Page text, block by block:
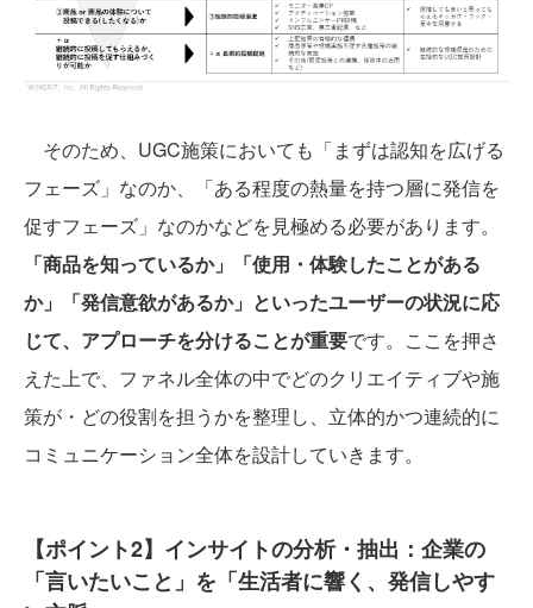
そのため、UGC施策においても「まずは認知を広げる
フェーズ」なのか、「ある程度の熱量を持つ層に発信を
促すフェーズ」なのかなどを見極める必要があります。
「商品を知っているか」「使用・体験したことがある
か」「発信意欲があるか」といったユーザーの状況に応
じて、アプローチを分けることが重要です。ここを押さ
えた上で、ファネル全体の中でどのクリエイティブや施
策が・どの役割を担うかを整理し、立体的かつ連続的に
コミュニケーション全体を設計していきます。
【ポイント2】インサイトの分析・抽出：企業の
「言いたいこと」を「生活者に響く、発信しやす